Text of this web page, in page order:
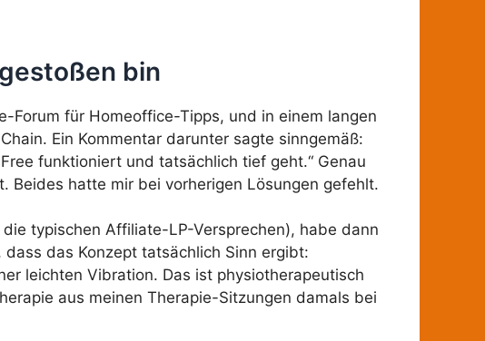
bin
Forum für Homeoffice-Tipps, und in einem langen
Ein Kommentar darunter sagte sinngemäß:
funktioniert und tatsächlich tief geht.“ Genau
Beides hatte mir bei vorherigen Lösungen gefehlt.
typischen Affiliate-LP-Versprechen), habe dann
das Konzept tatsächlich Sinn ergibt:
leichten Vibration. Das ist physiotherapeutisch
aus meinen Therapie-Sitzungen damals bei